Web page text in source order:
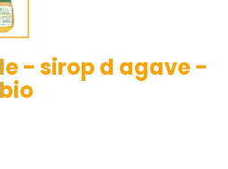
- sirop d agave -